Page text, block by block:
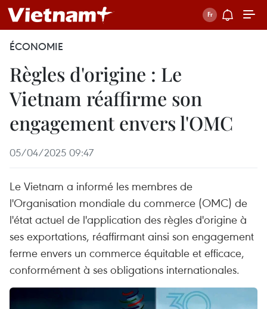
ÉCONOMIE
Règles d'origine : Le
Vietnam réaffirme son
engagement envers l'OMC
05/04/2025 09:47
Le Vietnam a informé les membres de
l'Organisation mondiale du commerce (OMC) de
l'état actuel de l'application des règles d'origine à
ses exportations, réaffirmant ainsi son engagement
ferme envers un commerce équitable et efficace,
conformément à ses obligations internationales.